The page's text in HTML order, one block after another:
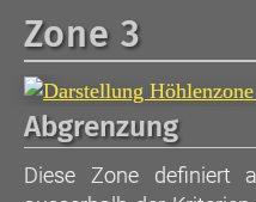
Zone 3
Abgrenzung
Diese Zone definiert